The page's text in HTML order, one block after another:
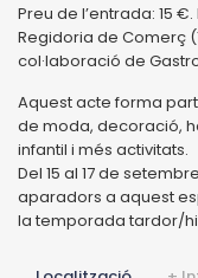
Preu de l’entrada: 15
Regidoria de Comerç
col·laboració de
Aquest acte forma
de moda, decoració,
infantil i més activitats.
Del 15 al 17 de
aparadors a aquest
la temporada tardor/